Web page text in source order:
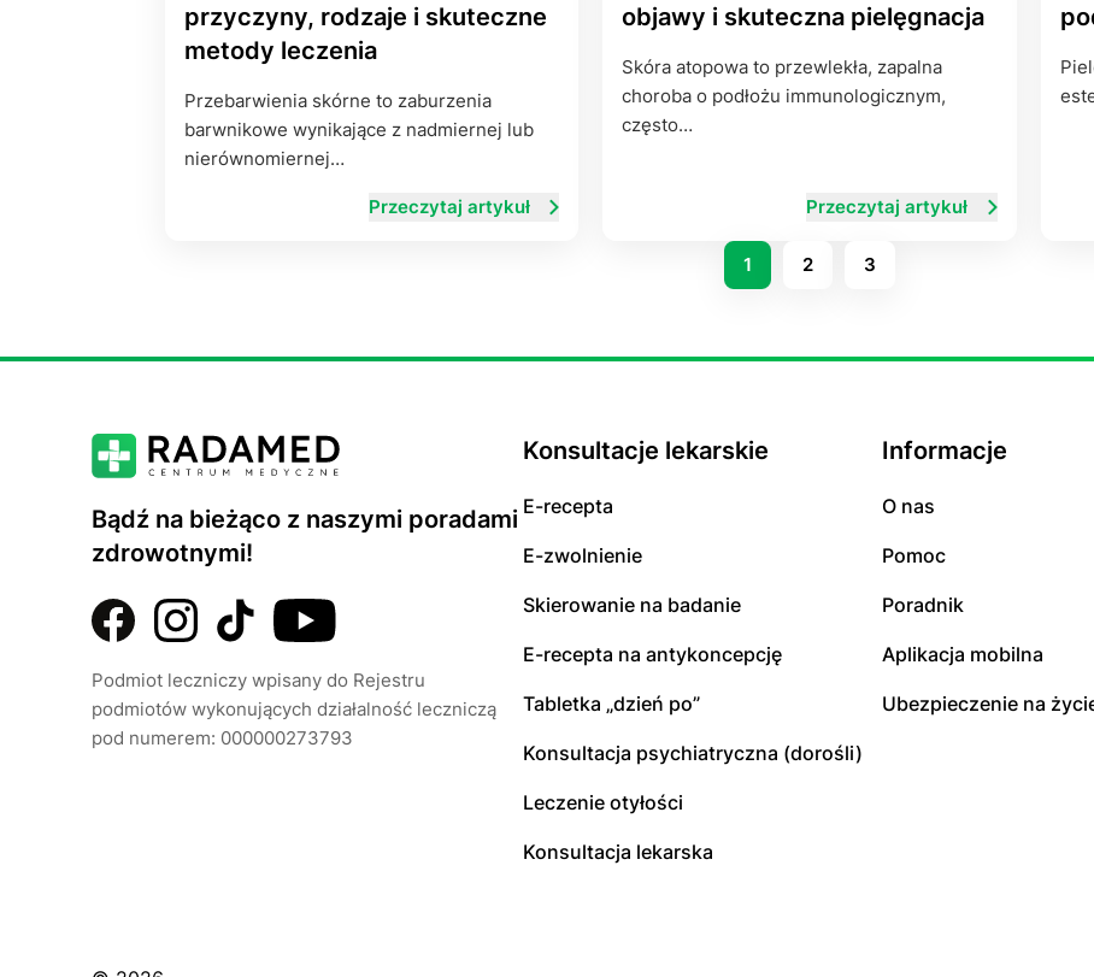
przyczyny, rodzaje i skuteczne
metody leczenia
Przebarwienia skórne to zaburzenia
barwnikowe wynikające z nadmiernej lub
nierównomiernej…
Przeczytaj artykuł
objawy i skuteczna pielęgnacja
Skóra atopowa to przewlekła, zapalna
choroba o podłożu immunologicznym,
często…
Przeczytaj artykuł
1 2 3
Bądź na bieżąco z naszymi poradami
zdrowotnymi!
Podmiot leczniczy wpisany do Rejestru
podmiotów wykonujących działalność leczniczą
pod numerem: 000000273793
Konsultacje lekarskie
E-recepta
E-zwolnienie
Skierowanie na badanie
E-recepta na antykoncepcję
Tabletka „dzień po”
Konsultacja psychiatryczna (dorośli)
Leczenie otyłości
Konsultacja lekarska
Informacje
O nas
Pomoc
Poradnik
Aplikacja mobilna
Ubezpieczenie na